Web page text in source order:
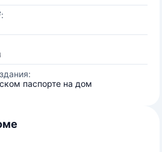
паспорте на дом